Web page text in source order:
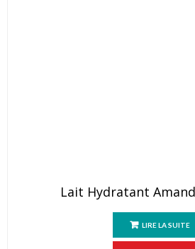
Lait Hydratant
LIRE LA SUITE